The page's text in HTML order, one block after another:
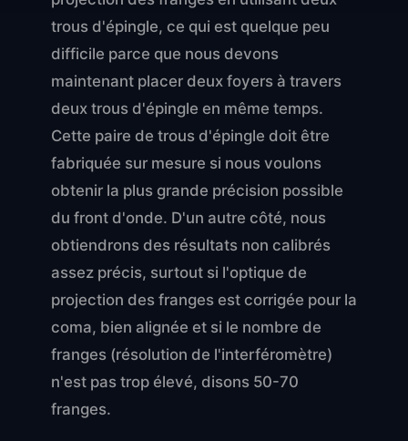
trous d'épingle, ce qui est quelque peu
difficile parce que nous devons
maintenant placer deux foyers à travers
deux trous d'épingle en même temps.
Cette paire de trous d'épingle doit être
fabriquée sur mesure si nous voulons
obtenir la plus grande précision possible
du front d'onde. D'un autre côté, nous
obtiendrons des résultats non calibrés
assez précis, surtout si l'optique de
projection des franges est corrigée pour la
coma, bien alignée et si le nombre de
franges (résolution de l'interféromètre)
n'est pas trop élevé, disons 50-70
franges.